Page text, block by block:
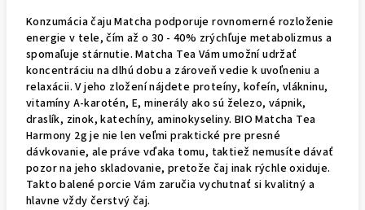
Konzumácia čaju Matcha podporuje rovnomerné rozloženie
energie v tele, čím až o 30 - 40% zrýchľuje metabolizmus a
spomaľuje stárnutie. Matcha Tea Vám umožní udržať
koncentráciu na dlhú dobu a zároveň vedie k uvoľneniu a
relaxácii. V jeho zložení nájdete proteíny, kofeín, vlákninu,
vitamíny A-karotén, E, minerály ako sú železo, vápnik,
draslík, zinok, katechíny, aminokyseliny. BIO Matcha Tea
Harmony 2g je nie len veľmi praktické pre presné
dávkovanie, ale práve vďaka tomu, taktiež nemusíte dávať
pozor na jeho skladovanie, pretože čaj inak rýchle oxiduje.
Takto balené porcie Vám zaručia vychutnať si kvalitný a
hlavne vždy čerstvý čaj.